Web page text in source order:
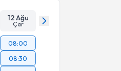
12 Ağu
Çar
08:00
08:30